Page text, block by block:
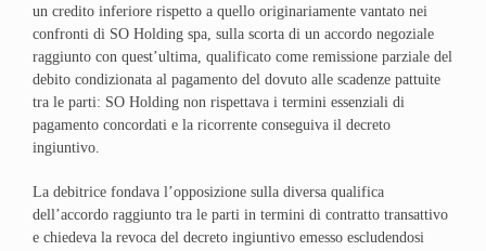
un credito inferiore rispetto a quello originariamente vantato nei
confronti di SO Holding spa, sulla scorta di un accordo negoziale
raggiunto con quest’ultima, qualificato come remissione parziale del
debito condizionata al pagamento del dovuto alle scadenze pattuite
tra le parti: SO Holding non rispettava i termini essenziali di
pagamento concordati e la ricorrente conseguiva il decreto
ingiuntivo.
La debitrice fondava l’opposizione sulla diversa qualifica
dell’accordo raggiunto tra le parti in termini di contratto transattivo
e chiedeva la revoca del decreto ingiuntivo emesso escludendosi